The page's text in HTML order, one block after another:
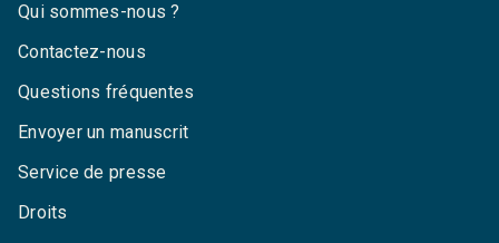
Qui sommes-nous ?
Contactez-nous
Questions fréquentes
Envoyer un manuscrit
Service de presse
Droits